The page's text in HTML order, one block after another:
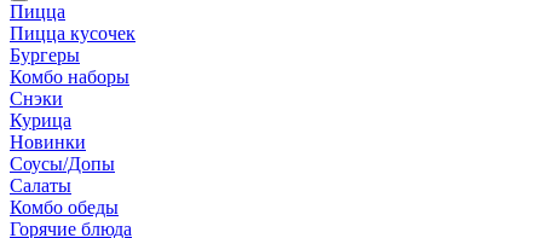
Пицца
Пицца кусочек
Бургеры
Комбо наборы
Снэки
Курица
Новинки
Соусы/Допы
Салаты
Комбо обеды
Горячие блюда